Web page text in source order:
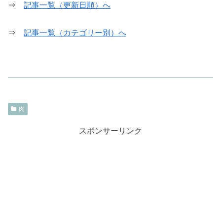
⇒ 記事一覧（更新日順）へ
⇒ 記事一覧（カテゴリー別）へ
肉
スポンサーリンク